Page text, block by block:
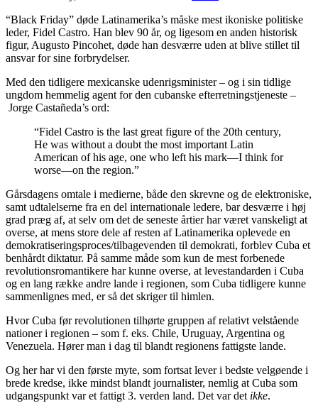
“Black Friday” døde Latinamerika’s måske mest ikoniske politiske
leder, Fidel Castro. Han blev 90 år, og ligesom en anden historisk
figur, Augusto Pincohet, døde han desværre uden at blive stillet til
ansvar for sine forbrydelser.
Med den tidligere mexicanske udenrigsminister – og i sin tidlige
ungdom hemmelig agent for den cubanske efterretningstjeneste –
Jorge Castañeda’s ord:
“Fidel Castro is the last great figure of the 20th century,
He was without a doubt the most important Latin
American of his age, one who left his mark—I think for
worse—on the region.”
Gårsdagens omtale i medierne, både den skrevne og de elektroniske,
samt udtalelserne fra en del internationale ledere, bar desværre i høj
grad præg af, at selv om det de seneste årtier har været vanskeligt at
overse, at mens store dele af resten af Latinamerika oplevede en
demokratiseringsproces/tilbagevenden til demokrati, forblev Cuba et
benhårdt diktatur. På samme måde som kun de mest forbenede
revolutionsromantikere har kunne overse, at levestandarden i Cuba
og en lang række andre lande i regionen, som Cuba tidligere kunne
sammenlignes med, er så det skriger til himlen.
Hvor Cuba før revolutionen tilhørte gruppen af relativt velstående
nationer i regionen – som f. eks. Chile, Uruguay, Argentina og
Venezuela. Hører man i dag til blandt regionens fattigste lande.
Og her har vi den første myte, som fortsat lever i bedste velgøende i
brede kredse, ikke mindst blandt journalister, nemlig at Cuba som
udgangspunkt var et fattigt 3. verden land. Det var det ikke.